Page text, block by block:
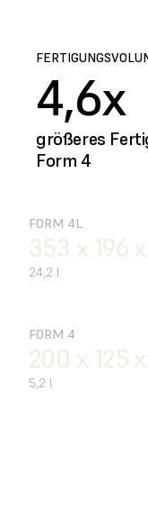
4,6x
größeres
Form 4
FORM 4L
353 x 196
24,2 l
FORM 4
200 x 125
5,2 l